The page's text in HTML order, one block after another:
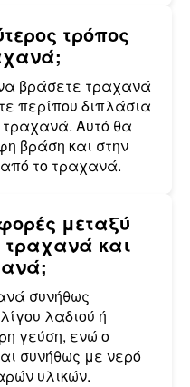
τρόπος
βράσετε τραχανά
περίπου διπλάσια
Αυτό θα
βράση και στην
το τραχανά.
μεταξύ
τραχανά και
συνήθως
λαδιού ή
γεύση, ενώ ο
συνήθως με νερό
υλικών.